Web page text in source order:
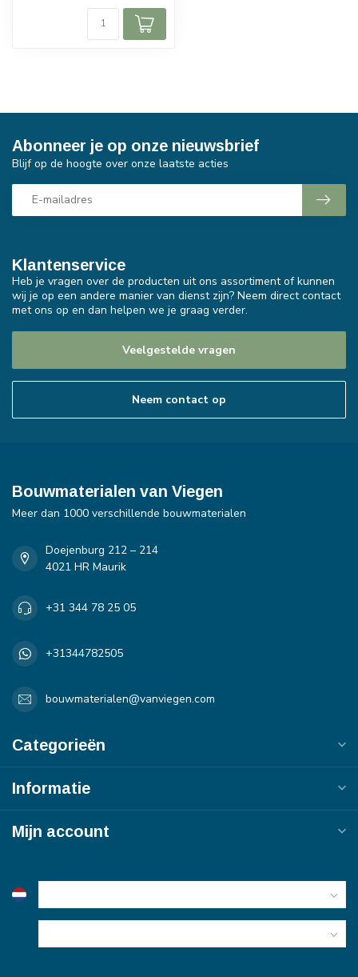
Klantenservice
Heb je vragen over de producten uit ons assortiment of kunnen
wij je op een andere manier van dienst zijn? Neem direct contact
met ons op en dan helpen we je graag verder.
Veelgestelde vragen
Neem contact op
Abonneer je op onze nieuwsbrief
Blijf op de hoogte over onze laatste acties
Bouwmaterialen van Viegen
Meer dan 1000 verschillende bouwmaterialen
Doejenburg 212 – 214
4021 HR Maurik
+31 344 78 25 05
+31344782505
bouwmaterialen@vanviegen.com
Categorieën
Informatie
Mijn account